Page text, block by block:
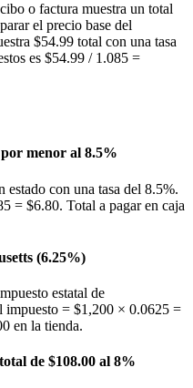
o factura muestra un total
el precio base del
$54.99 total con una tasa
es $54.99 / 1.085 =
menor al 8.5%
con una tasa del 8.5%.
= $6.80. Total a pagar en caja
(6.25%)
estatal de
impuesto = $1,200 × 0.0625 =
en la tienda.
de $108.00 al 8%